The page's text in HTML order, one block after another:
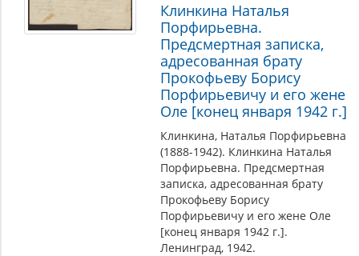
Клинкина Наталья
Порфирьевна.
Предсмертная записка,
адресованная брату
Прокофьеву Борису
Порфирьевичу и его жене
Оле [конец января 1942 г.]
Клинкина, Наталья Порфирьевна
(1888-1942). Клинкина Наталья
Порфирьевна. Предсмертная
записка, адресованная брату
Прокофьеву Борису
Порфирьевичу и его жене Оле
[конец января 1942 г.].
Ленинград, 1942.